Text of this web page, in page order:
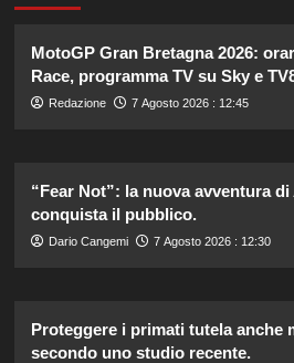
MotoGP Gran Bretagna 2026:
Race, programma TV su Sky e
Redazione 7 Agosto 2026 : 12:45
“Fear Not”: la nuova avventura
conquista il pubblico.
Dario Cangemi 7 Agosto 2026 : 12:30
Proteggere i primati tutela anche
secondo uno studio recente.